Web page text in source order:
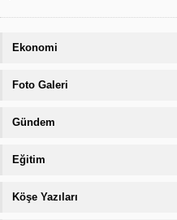
Ekonomi
Foto Galeri
Gündem
Eğitim
Köşe Yazıları